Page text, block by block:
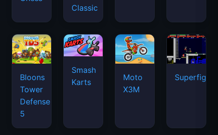
Classic
Bloons
Tower
Defense
5
Smash
Karts
Moto
X3M